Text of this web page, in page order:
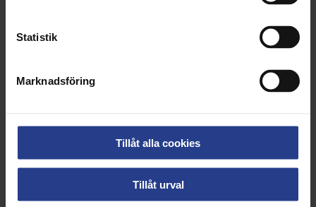
Statistik
Marknadsföring
Tillåt alla cookies
Tillåt urval
Avdelning Östergötland
Årsrapport 2022
Avdelning Dalarna